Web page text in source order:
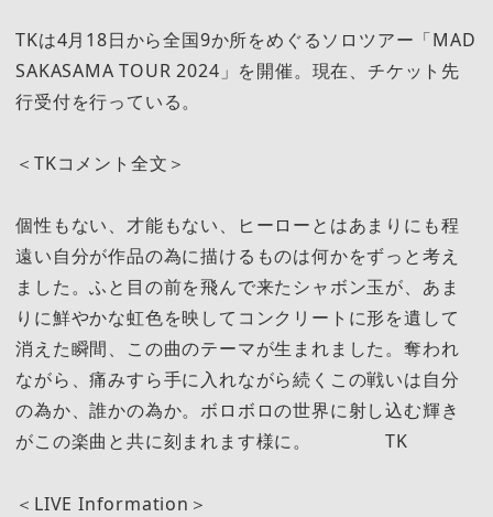
TKは4月18日から全国9か所をめぐるソロツアー「MAD
SAKASAMA TOUR 2024」を開催。現在、チケット先
行受付を行っている。
＜TKコメント全文＞
個性もない、才能もない、ヒーローとはあまりにも程
遠い自分が作品の為に描けるものは何かをずっと考え
ました。ふと目の前を飛んで来たシャボン玉が、あま
りに鮮やかな虹色を映してコンクリートに形を遺して
消えた瞬間、この曲のテーマが生まれました。奪われ
ながら、痛みすら手に入れながら続くこの戦いは自分
の為か、誰かの為か。ボロボロの世界に射し込む輝き
がこの楽曲と共に刻まれます様に。 TK
＜LIVE Information＞